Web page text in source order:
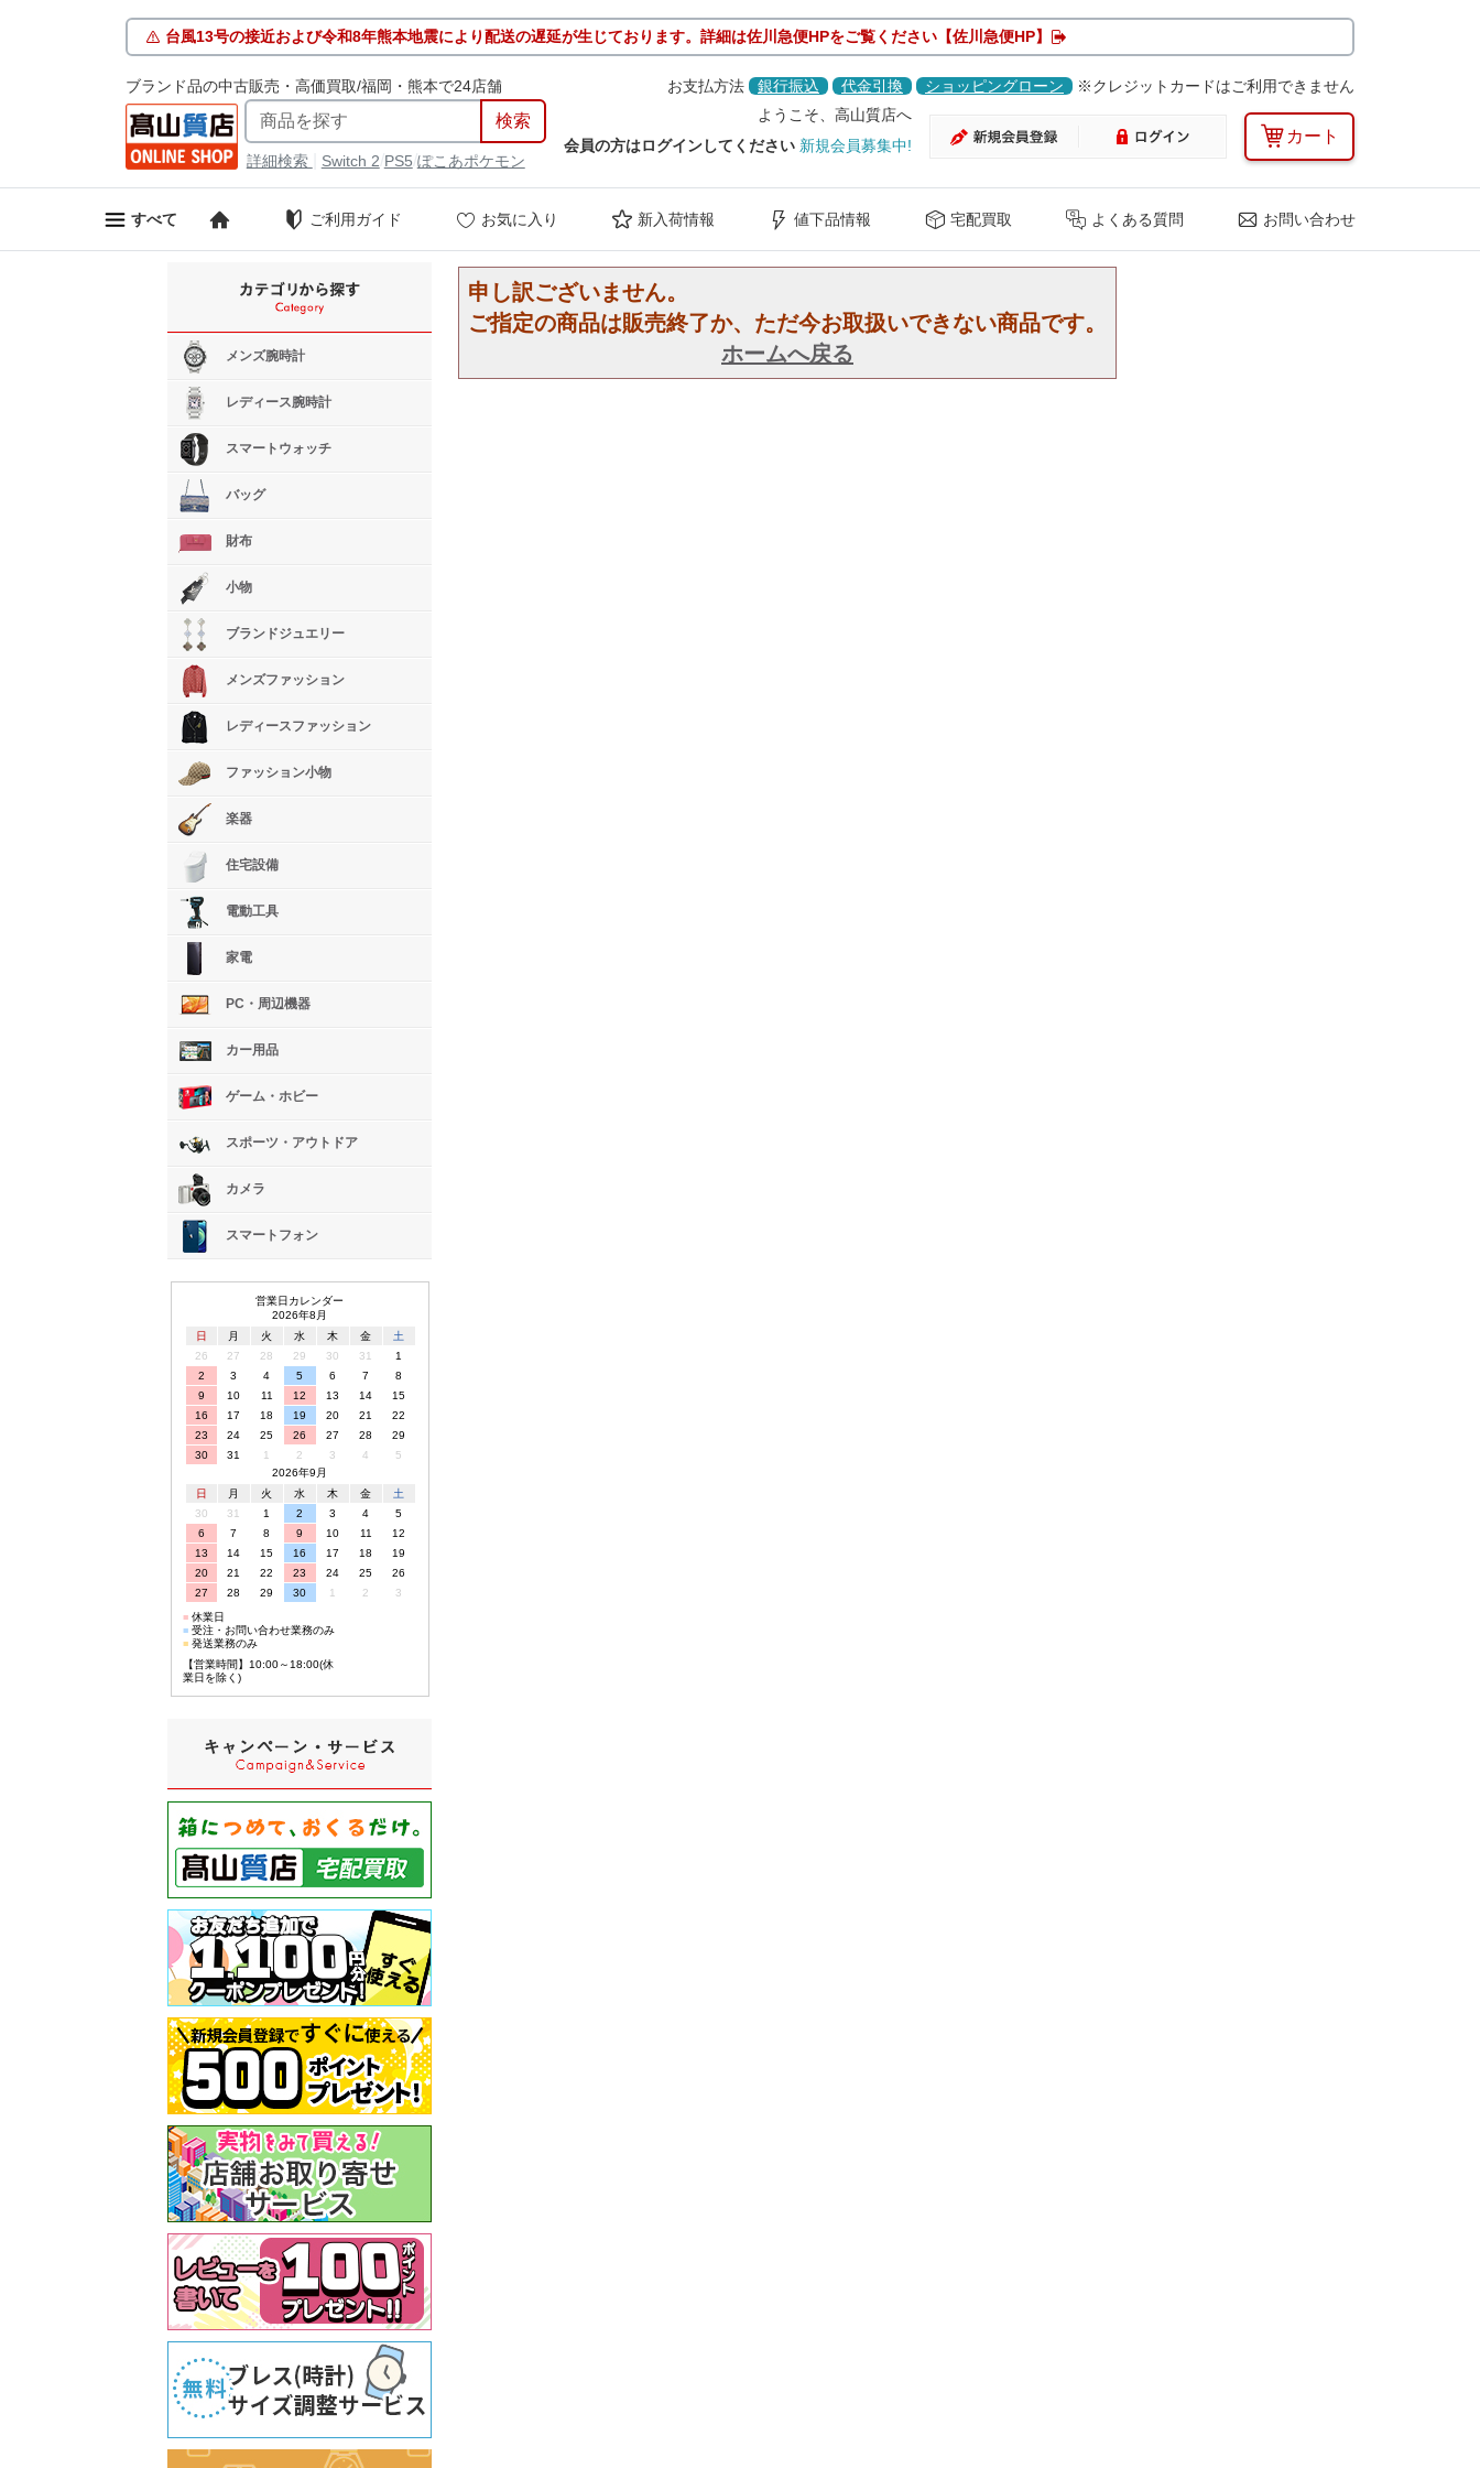
台風13号の接近および令和8年熊本地震により配送の遅延が生じております。詳細は佐川急便HPをご覧ください【佐川急便HP】
ブランド品の中古販売・高価買取/福岡・熊本で24店舗 お支払方法 銀行振込 代金引換 ショッピングローン ※クレジットカードはご利用できません
詳細検索 Switch 2 PS5 ぽこあポケモン
ようこそ、高山質店へ
会員の方はログインしてください 新規会員募集中! カート
すべて ご利用ガイド お気に入り 新入荷情報 値下品情報 宅配買取 よくある質問 お問い合わせ
申し訳ございません。
ご指定の商品は販売終了か、ただ今お取扱いできない商品です。
ホームへ戻る
メンズ腕時計
レディース腕時計
スマートウォッチ
バッグ
財布
小物
ブランドジュエリー
メンズファッション
レディースファッション
ファッション小物
楽器
住宅設備
電動工具
家電
PC・周辺機器
カー用品
ゲーム・ホビー
スポーツ・アウトドア
カメラ
スマートフォン
営業日カレンダー
2026年8月
日
月 火 水 木 金
土
26
27 28 29 30 31
1
2
3 4 5 6 7
8
9
10 11 12 13 14
15
16
17 18 19 20 21
22
23
24 25 26 27 28
29
30
31 1 2 3 4
5
2026年9月
日
月 火 水 木 金
土
30
31 1 2 3 4
5
6
7 8 9 10 11
12
13
14 15 16 17 18
19
20
21 22 23 24 25
26
27
28 29 30 1 2
3
■休業日
■受注・お問い合わせ業務のみ
■発送業務のみ
【営業時間】10:00～18:00(休
業日を除く)